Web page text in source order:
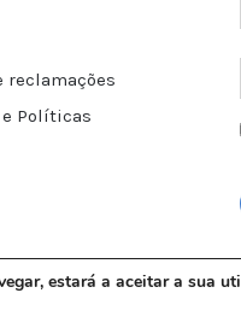
reclamações
e Políticas
estará a aceitar a sua